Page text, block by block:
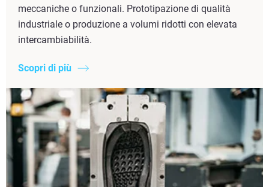
meccaniche o funzionali. Prototipazione di qualità
industriale o produzione a volumi ridotti con elevata
intercambiabilità.
Scopri di più